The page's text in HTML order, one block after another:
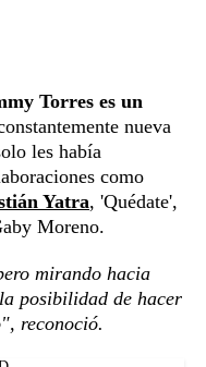
Torres es un
nueva
les había
como
Yatra, 'Quédate',
Moreno.
mirando hacia
posibilidad de hacer
reconoció.